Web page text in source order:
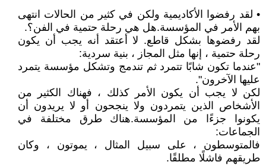
• لقد رفضوا الأكاديمية ولكن في كثير من الحالات انتهى
بهم الأمر في المؤسسة.هل هي رحلة حتمية في الفن؟.
لقد رفضوها بشكل قاطع. لا أعتقد أنه يجب أن يكون
رحلة حتمية ، إنها مثل المجاز ، بنية سردية:
"عندما تكون شابًا تتمرد ثم تندمج وتشكل مؤسسة يتمرد
عليها الآخرون".
لكن لا يجب أن يكون الأمر كذلك ، فهناك الكثير من
الأشخاص الذين يتمردون ولا ينجحون أو لا يريدون أن
يكونوا جزءًا من المؤسسة.هناك طرق مختلفة في
الجماعات:
فالمتوسطون ، على سبيل المثال ، يموتون ، وكان
طريقهم فاشلًا مطلقًا.